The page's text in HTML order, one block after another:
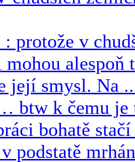
protože v
mohou alespoň
její smysl. Na
btw k čemu je
bohatě
podstatě